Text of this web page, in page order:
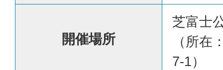
開催場所
芝富士
（所在
7-1）